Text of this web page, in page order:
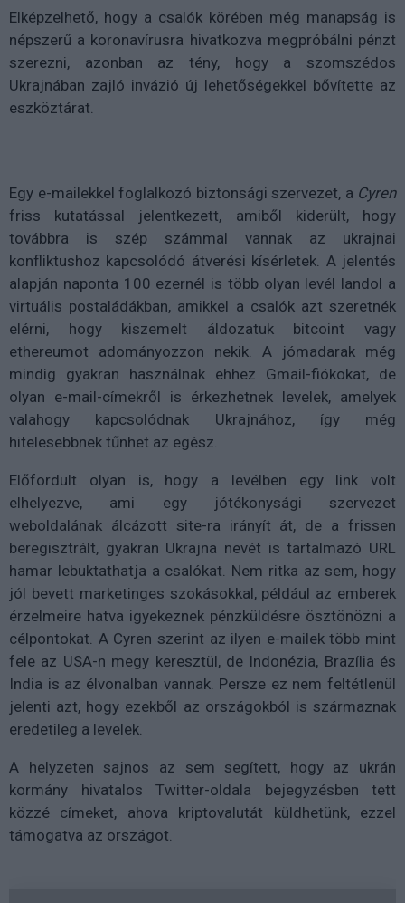
Elképzelhető, hogy a csalók körében még manapság is
népszerű a koronavírusra hivatkozva megpróbálni pénzt
szerezni, azonban az tény, hogy a szomszédos
Ukrajnában zajló invázió új lehetőségekkel bővítette az
eszköztárat.
Egy e-mailekkel foglalkozó biztonsági szervezet, a Cyren
friss kutatással jelentkezett, amiből kiderült, hogy
továbbra is szép számmal vannak az ukrajnai
konfliktushoz kapcsolódó átverési kísérletek. A jelentés
alapján naponta 100 ezernél is több olyan levél landol a
virtuális postaládákban, amikkel a csalók azt szeretnék
elérni, hogy kiszemelt áldozatuk bitcoint vagy
ethereumot adományozzon nekik. A jómadarak még
mindig gyakran használnak ehhez Gmail-fiókokat, de
olyan e-mail-címekről is érkezhetnek levelek, amelyek
valahogy kapcsolódnak Ukrajnához, így még
hitelesebbnek tűnhet az egész.
Előfordult olyan is, hogy a levélben egy link volt
elhelyezve, ami egy jótékonysági szervezet
weboldalának álcázott site-ra irányít át, de a frissen
beregisztrált, gyakran Ukrajna nevét is tartalmazó URL
hamar lebuktathatja a csalókat. Nem ritka az sem, hogy
jól bevett marketinges szokásokkal, például az emberek
érzelmeire hatva igyekeznek pénzküldésre ösztönözni a
célpontokat. A Cyren szerint az ilyen e-mailek több mint
fele az USA-n megy keresztül, de Indonézia, Brazília és
India is az élvonalban vannak. Persze ez nem feltétlenül
jelenti azt, hogy ezekből az országokból is származnak
eredetileg a levelek.
A helyzeten sajnos az sem segített, hogy az ukrán
kormány hivatalos Twitter-oldala bejegyzésben tett
közzé címeket, ahova kriptovalutát küldhetünk, ezzel
támogatva az országot.